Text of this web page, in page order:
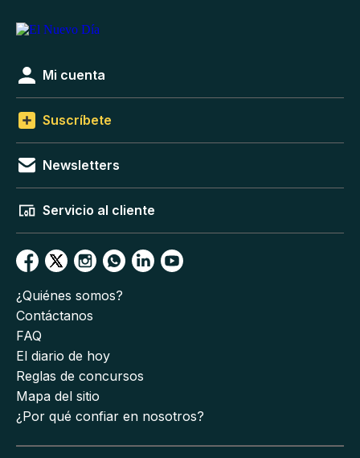
Mi cuenta
Suscríbete
Newsletters
Servicio al cliente
¿Quiénes somos?
Contáctanos
FAQ
El diario de hoy
Reglas de concursos
Mapa del sitio
¿Por qué confiar en nosotros?